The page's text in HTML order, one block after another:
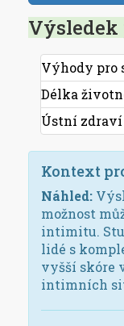
Výhody pro
Délka
Ústní zdraví
Kontext
Náhled:
možnost
intimitu.
lidé s
vyšší skóre
intimních